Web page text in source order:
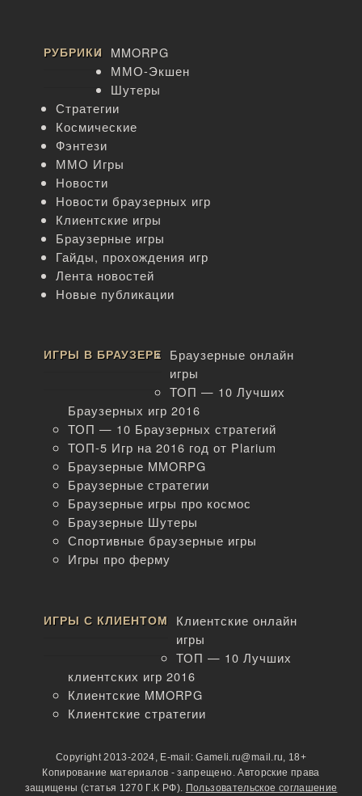
РУБРИКИ MMORPG
ММО-Экшен
Шутеры
Стратегии
Космические
Фэнтези
ММО Игры
Новости
Новости браузерных игр
Клиентские игры
Браузерные игры
Гайды, прохождения игр
Лента новостей
Новые публикации
ИГРЫ В БРАУЗЕРЕ Браузерные онлайн
игры
ТОП — 10 Лучших
Браузерных игр 2016
ТОП — 10 Браузерных стратегий
ТОП-5 Игр на 2016 год от Plarium
Браузерные MMORPG
Браузерные стратегии
Браузерные игры про космос
Браузерные Шутеры
Спортивные браузерные игры
Игры про ферму
ИГРЫ С КЛИЕНТОМ Клиентские онлайн
игры
ТОП — 10 Лучших
клиентских игр 2016
Клиентские MMORPG
Клиентские стратегии
Copyright 2013-2024, E-mail: Gameli.ru@mail.ru, 18+
Копирование материалов - запрещено. Авторские права
защищены (статья 1270 Г.К РФ). Пользовательское соглашение